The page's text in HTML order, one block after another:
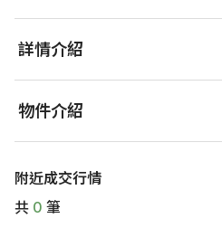
詳情介紹
物件介紹
附近成交行情
共 0 筆